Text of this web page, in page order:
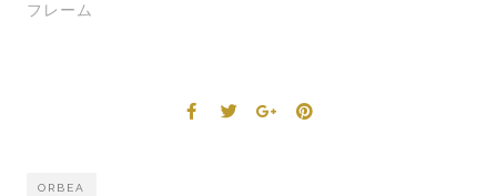
フレーム
ORBEA